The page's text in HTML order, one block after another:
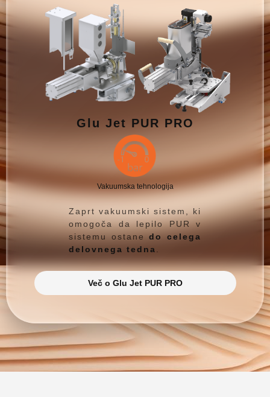
Glu Jet PUR PRO
Vakuumska tehnologija
Zaprt vakuumski sistem, ki
omogoča da lepilo PUR v
sistemu ostanedo celega
delovnega tedna.
Več o Glu Jet PUR PRO